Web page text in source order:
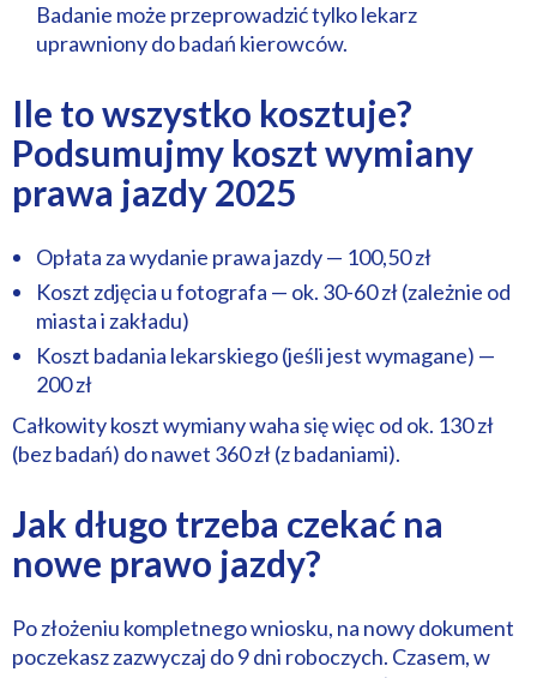
Badanie może przeprowadzić tylko lekarz
uprawniony do badań kierowców.
Ile to wszystko kosztuje?
Podsumujmy koszt wymiany
prawa jazdy 2025
Opłata za wydanie prawa jazdy — 100,50 zł
Koszt zdjęcia u fotografa — ok. 30-60 zł (zależnie od
miasta i zakładu)
Koszt badania lekarskiego (jeśli jest wymagane) —
200 zł
Całkowity koszt wymiany waha się więc od ok. 130 zł
(bez badań) do nawet 360 zł (z badaniami).
Jak długo trzeba czekać na
nowe prawo jazdy?
Po złożeniu kompletnego wniosku, na nowy dokument
poczekasz zazwyczaj do 9 dni roboczych. Czasem, w